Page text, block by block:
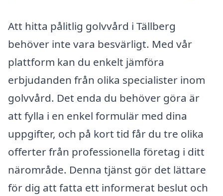
Att hitta pålitlig golvvård i Tällberg
behöver inte vara besvärligt. Med vår
plattform kan du enkelt jämföra
erbjudanden från olika specialister inom
golvvård. Det enda du behöver göra är
att fylla i en enkel formulär med dina
uppgifter, och på kort tid får du tre olika
offerter från professionella företag i ditt
närområde. Denna tjänst gör det lättare
för dig att fatta ett informerat beslut och